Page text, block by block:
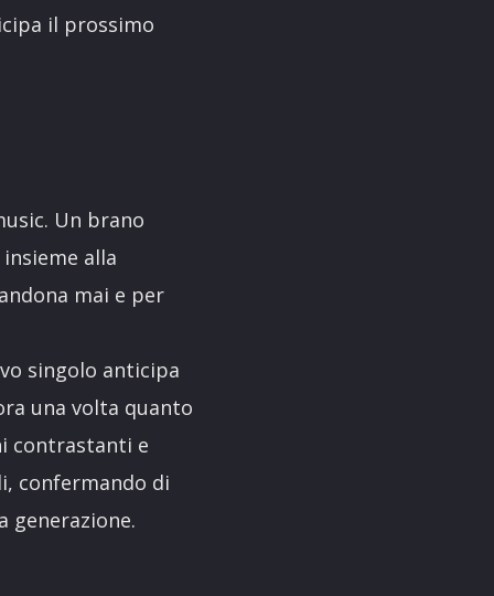
il prossimo
Un brano
alla
mai e per
singolo anticipa
una volta quanto
contrastanti e
confermando di
generazione.